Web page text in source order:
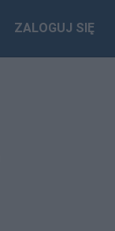
ZALOGUJ SIĘ